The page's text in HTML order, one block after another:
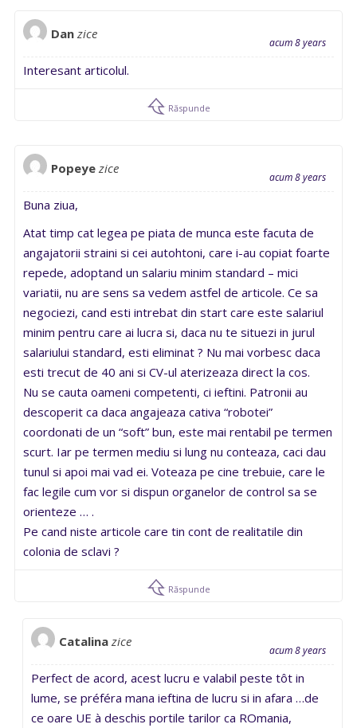
Dan zice
acum 8 years
Interesant articolul.
Răspunde
Popeye zice
acum 8 years
Buna ziua,
Atat timp cat legea pe piata de munca este facuta de
angajatorii straini si cei autohtoni, care i-au copiat foarte
repede, adoptand un salariu minim standard – mici
variatii, nu are sens sa vedem astfel de articole. Ce sa
negociezi, cand esti intrebat din start care este salariul
minim pentru care ai lucra si, daca nu te situezi in jurul
salariului standard, esti eliminat ? Nu mai vorbesc daca
esti trecut de 40 ani si CV-ul aterizeaza direct la cos.
Nu se cauta oameni competenti, ci ieftini. Patronii au
descoperit ca daca angajeaza cativa “robotei”
coordonati de un “soft” bun, este mai rentabil pe termen
scurt. Iar pe termen mediu si lung nu conteaza, caci dau
tunul si apoi mai vad ei. Voteaza pe cine trebuie, care le
fac legile cum vor si dispun organelor de control sa se
orienteze … .
Pe cand niste articole care tin cont de realitatile din
colonia de sclavi ?
Răspunde
Catalina zice
acum 8 years
Perfect de acord, acest lucru e valabil peste tôt in
lume, se préféra mana ieftina de lucru si in afara …de
ce oare UE à deschis portile tarilor ca ROmania,